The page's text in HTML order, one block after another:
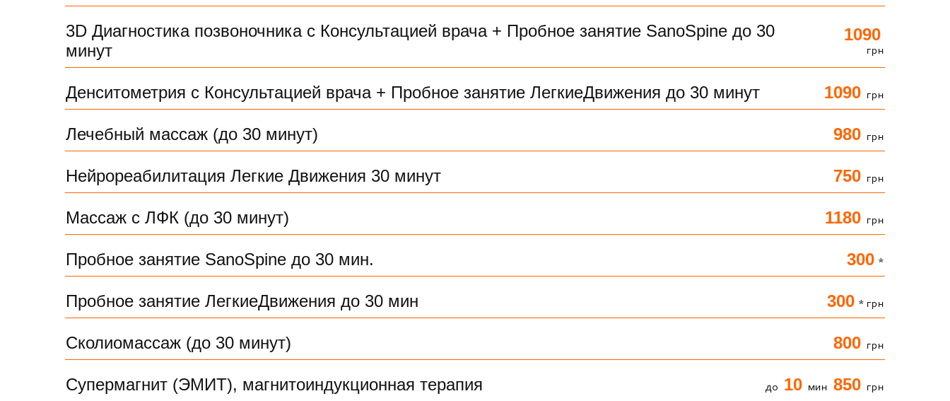
3D Диагностика позвоночника с Консультацией врача + Пробное занятие SanoSpine до 30
минут
1090
грн
Денситометрия с Консультацией врача + Пробное занятие ЛегкиеДвижения до 30 минут 1090 грн
Лечебный массаж (до 30 минут) 980 грн
Нейрореабилитация Легкие Движения 30 минут 750 грн
Массаж с ЛФК (до 30 минут) 1180 грн
Пробное занятие SanoSpine до 30 мин. 300 *
Пробное занятие ЛегкиеДвижения до 30 мин 300 * грн
Сколиомассаж (до 30 минут) 800 грн
Супермагнит (ЭМИТ), магнитоиндукционная терапия до 10 мин 850 грн